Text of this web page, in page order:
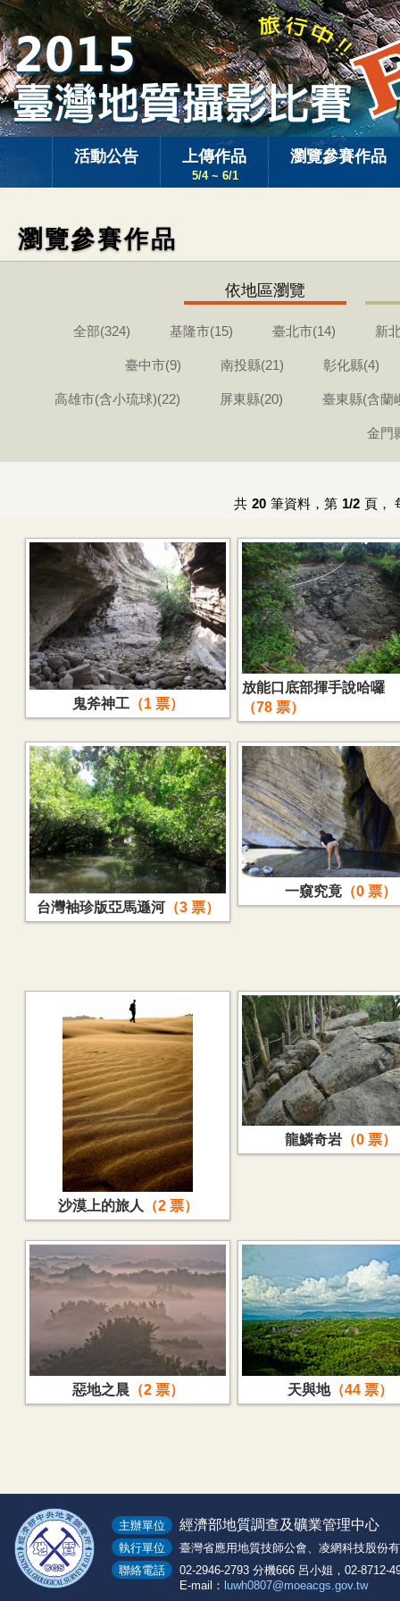
活動公告 上傳作品
5/4 ~ 6/1
瀏覽參賽作品
瀏覽參賽作品
依地區瀏覽
全部(324) 基隆市(15) 臺北市(14) 新
臺中市(9) 南投縣(21) 彰化縣(4)
高雄市(含小琉球)(22) 屏東縣(20) 臺東縣(含蘭
金門
共 20 筆資料，第 1/2 頁，
鬼斧神工 1
放能口底部揮手說哈囉
78
台灣袖珍版亞馬遜河 3
一窺究竟 0
沙漠上的旅人 2
龍鱗奇岩 0
惡地之晨 2 天與地 44
主辦單位 經濟部地質調查及礦業管理中心
執行單位
臺灣省應用地質技師公會、凌網科技股份
聯絡電話
02-2946-2793 分機666 呂小姐，02-8712-
E-mail： luwh0807@moeacgs.gov.tw